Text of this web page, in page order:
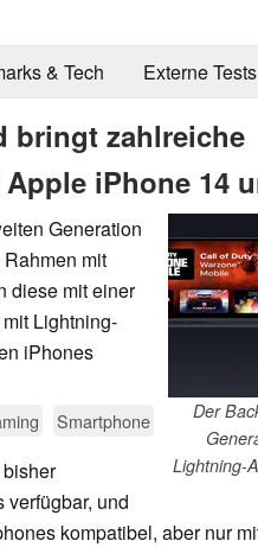
& Tech Externe Tests
bringt zahlreiche
iPhone 14
Der
Lightning-
Generation
mit
diese mit einer
Lightning-
iPhones
Smartphone
und
kompatibel, aber nur